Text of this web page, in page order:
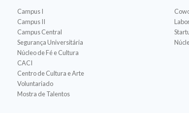
Campus I
Campus II
Campus Central
Segurança Universitária
Núcleo de Fé e Cultura
CACI
Centro de Cultura e Arte
Voluntariado
Mostra de Talentos